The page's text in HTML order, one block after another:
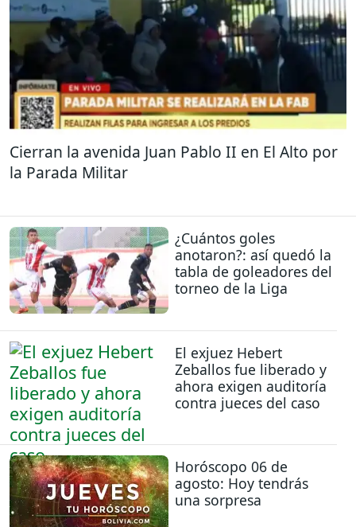
Cierran la avenida Juan Pablo II en El Alto por
la Parada Militar
¿Cuántos goles
anotaron?: así quedó la
tabla de goleadores del
torneo de la Liga
El exjuez Hebert
Zeballos fue liberado y
ahora exigen auditoría
contra jueces del caso
Horóscopo 06 de
agosto: Hoy tendrás
una sorpresa